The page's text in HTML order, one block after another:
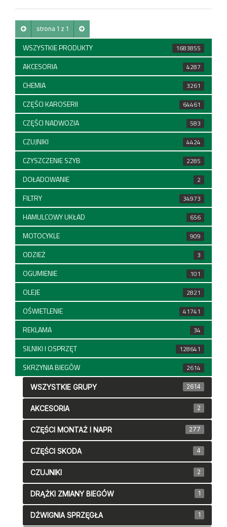
strona 1 z 1
WSZYSTKIE PRODUKTY 1683855
AKCESORIA 4287
CHEMIA 3261
CZĘŚCI KAROSERII 64461
CZĘŚCI NADWOZIA 583
CZUJNIKI 4424
CZYSZCZENIE SZYB 2285
DOŁADOWANIE 2
FILTRY 34973
HAMULCOWY UKŁAD 656
MOTOCYKLE 909
ODZIEŻ 3
OGUMIENIE 101
OLEJE 2821
OŚWIETLENIE 41741
REKLAMA 34
SILNIKI I OSPRZĘT 128641
SKRZYNIA BIEGÓW 2614
WSZYSTKIE GRUPY 2614
AKCESORIA 2
CZĘŚCI MONTAŻ I NAPR 277
CZĘŚCI SKODA 4
CZUJNIKI 2
DRĄŻKI ZMIANY BIEGÓW 1
DŻWIGNIA SPRZĘGŁA 1